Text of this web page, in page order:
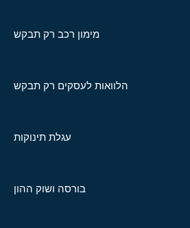
מימון רכב רק תבקש
הלוואות לעסקים רק תבקש
עגלת תינוקות
בורסה ושוק ההון